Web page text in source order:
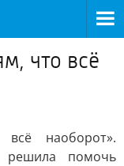
что всё
наоборот».
решила помочь